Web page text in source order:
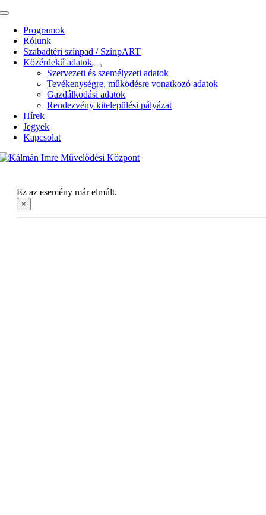
Kihagyás
Toggle
NavigationProgramok
Rólunk
Szabadtéri színpad / SzínpART
Közérdekű adatok
Szervezeti és személyzeti adatok
Tevékenységre, működésre vonatkozó adatok
Gazdálkodási adatok
Rendezvény kitelepülési pályázat
Hírek
Jegyek
Kapcsolat
Ez az esemény már elmúlt.
×